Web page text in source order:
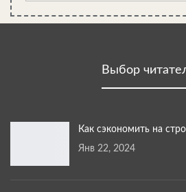
Выбор
Как сэкономить на
Янв 22, 2024